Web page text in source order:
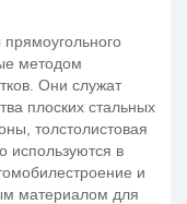
методом
Они служат
плоских стальных
толстолистовая
используются в
и
материалом для